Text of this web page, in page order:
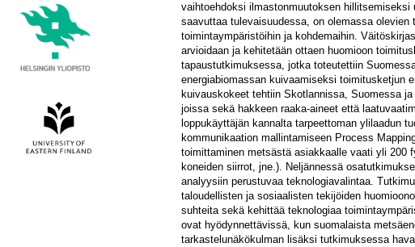
vaihtoehdoksi ilmastonmuutoksen
saavuttaa tulevaisuudessa, on olemassa
toimintaympäristöihin ja kohdemaihin.
arvioidaan ja kehitetään ottaen huomioon
tapaustutkimuksessa, jotka toteutettiin
energiabiomassan kuivaamiseksi toimitusketjun
kuivauskokeet tehtiin Skotlannissa, Suomessa
joissa sekä hakkeen raaka-aineet että
loppukäyttäjän kannalta tarpeettoman ylilaadun
kommunikaation mallintamiseen Process
toimittaminen metsästä asiakkaalle vaati yli 200
koneiden siirrot, jne.). Neljännessä
analyysiin perustuvaa teknologiavalintaa.
taloudellisten ja sosiaalisten tekijöiden
suhteita sekä kehittää teknologiaa
ovat hyödynnettävissä, kun suomalaista
tarkastelunäkökulman lisäksi tutkimuksessa